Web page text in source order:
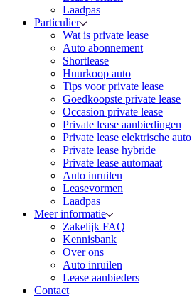
Laadpas
Particulier
Wat is private lease
Auto abonnement
Shortlease
Huurkoop auto
Tips voor private lease
Goedkoopste private lease
Occasion private lease
Private lease aanbiedingen
Private lease elektrische auto
Private lease hybride
Private lease automaat
Auto inruilen
Leasevormen
Laadpas
Meer informatie
Zakelijk FAQ
Kennisbank
Over ons
Auto inruilen
Lease aanbieders
Contact